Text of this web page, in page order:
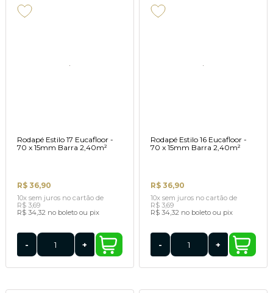
Rodapé Estilo 17 Eucafloor -
70 x 15mm Barra 2,40m²
R$ 36,90
10x sem juros no cartãode
R$ 3,69
R$ 34,32 no boleto ou pix
- +
Rodapé Estilo 16 Eucafloor -
70 x 15mm Barra 2,40m²
R$ 36,90
10x sem juros no cartão de
R$ 3,69
R$ 34,32 no boleto ou pix
- +